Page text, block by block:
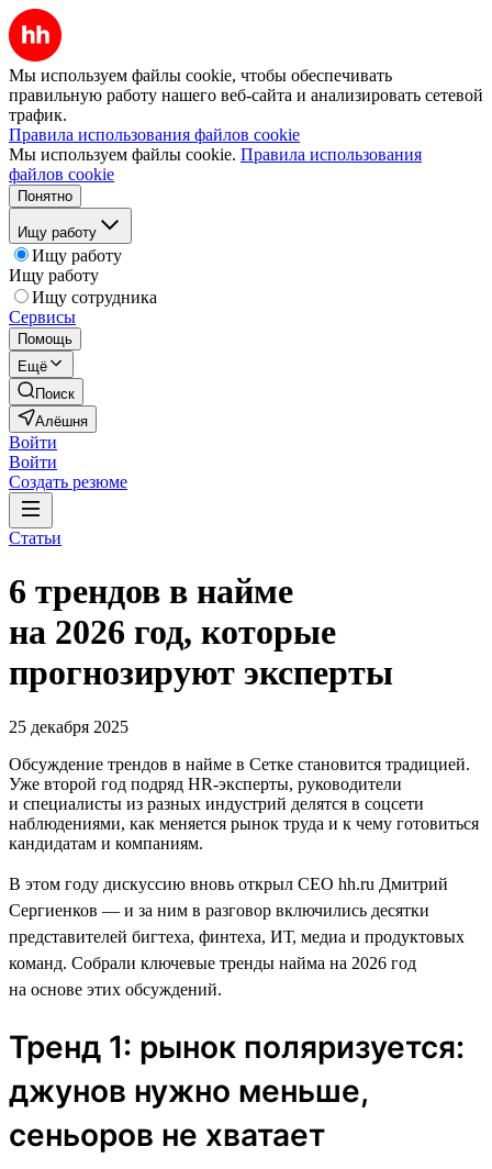
Мы используем файлы cookie, чтобы обеспечивать
правильную работу нашего веб-сайта и анализировать сетевой
трафик.
Правила использования файлов cookie
Мы используем файлы cookie. Правила использования
файлов cookie
Понятно
Ищу работу
Ищу работу
Ищу работу
Ищу сотрудника
Сервисы
Помощь
Ещё
Поиск
Алёшня
Войти
Войти
Создать резюме
Статьи
6 трендов в найме
на 2026 год, которые
прогнозируют эксперты
25 декабря 2025
Обсуждение трендов в найме в Сетке становится традицией.
Уже второй год подряд HR-эксперты, руководители
и специалисты из разных индустрий делятся в соцсети
наблюдениями, как меняется рынок труда и к чему готовиться
кандидатам и компаниям.
В этом году дискуссию вновь открыл CEO hh.ru Дмитрий
Сергиенков — и за ним в разговор включились десятки
представителей бигтеха, финтеха, ИТ, медиа и продуктовых
команд. Собрали ключевые тренды найма на 2026 год
на основе этих обсуждений.
Тренд 1: рынок поляризуется:
джунов нужно меньше,
сеньоров не хватает